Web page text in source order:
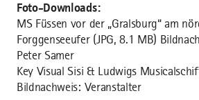
Foto-Downloads:
MS Füssen vor der „Gralsburg“ am
Forggenseeufer (JPG, 8.1 MB)
Peter Samer
Key Visual Sisi & Ludwigs
Bildnachweis: Veranstalter